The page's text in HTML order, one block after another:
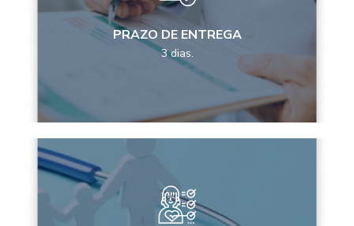
PRAZO DE ENTREGA
3 dias.